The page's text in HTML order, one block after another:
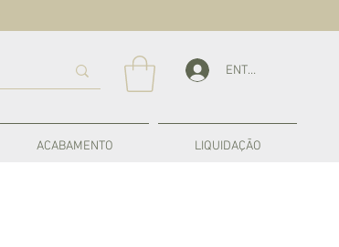
ENTRAR
ACABAMENTO LIQUIDAÇÃO